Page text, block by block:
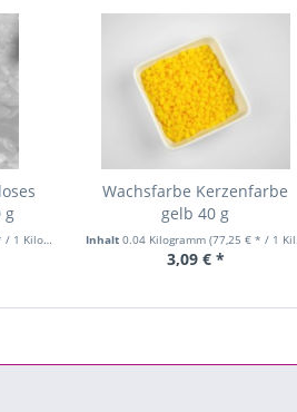
g
Wachsfarbe Kerzenfarbe
gelb 40 g
Inhalt0.04 Kilogramm(77,25 € * / 1 Kilogramm)
3,09 € *